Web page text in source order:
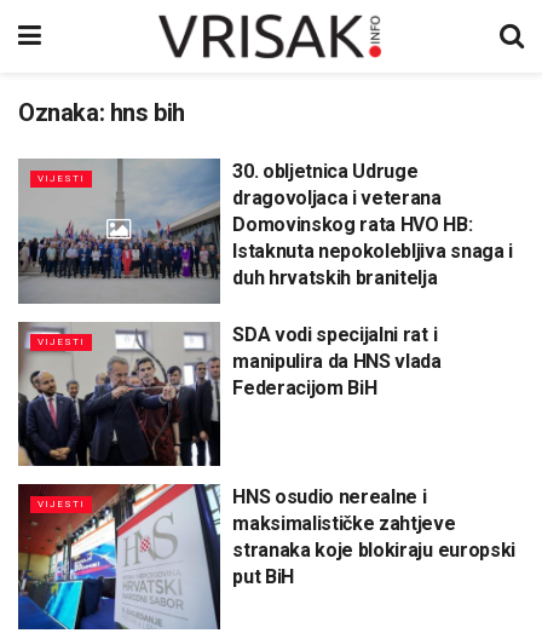
Oznaka: hns bih
VIJESTI
30. obljetnica Udruge
dragovoljaca i veterana
Domovinskog rata HVO HB:
Istaknuta nepokolebljiva snaga i
duh hrvatskih branitelja
VIJESTI
SDA vodi specijalni rat i
manipulira da HNS vlada
Federacijom BiH
VIJESTI
HNS osudio nerealne i
maksimalističke zahtjeve
stranaka koje blokiraju europski
put BiH